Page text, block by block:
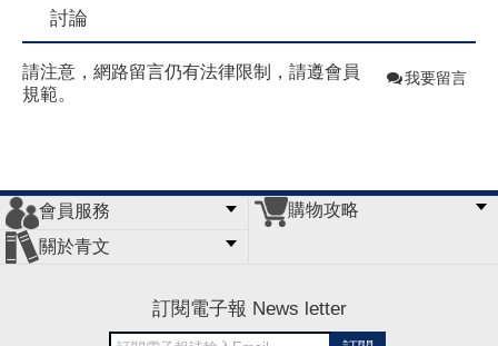
討論
請注意，網路留言仍有法律限制，請遵會員
規範。
我要留言
會員服務
會員辦法
客服信箱
隱私條款
網站導覽
購物攻略
關於青文
訂閱電子報 News letter